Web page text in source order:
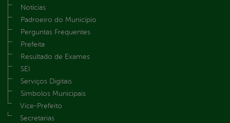
Notícias
Padroeiro do Município
Perguntas Frequentes
Prefeita
Resultado de Exames
SEI
Serviços Digitais
Símbolos Municipais
Vice-Prefeito
Secretarias